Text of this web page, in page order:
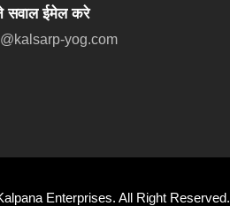
सवाल ईमेल करे
yog.com
Enterprises. All Right Reserved.